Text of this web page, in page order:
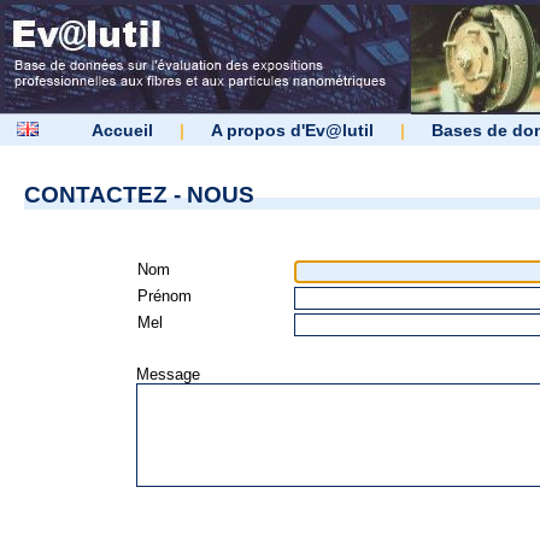
Accueil | A propos d'Ev@lutil | Bases de
CONTACTEZ - NOUS
Nom
Prénom
Mel
Message